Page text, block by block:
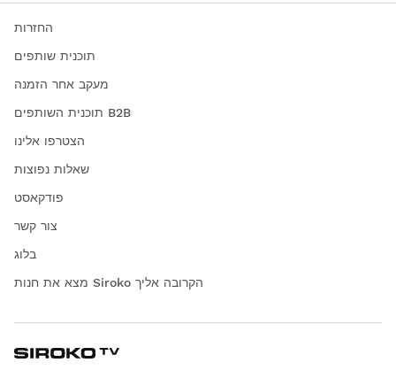
החזרות
תוכנית שותפים
מעקב אחר הזמנה
תוכנית השותפים B2B
הצטרפו אלינו
שאלות נפוצות
פודקאסט
צור קשר
בלוג
מצא את חנות Siroko הקרובה אליך